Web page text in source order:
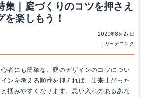
集｜庭づくりのコツを押さえ
を楽しもう！
2020年8月27日
ガーデニング
者にも簡単な、庭のデザインのコツについ
ンを考える順番を抑えれば、出来上がった
掴みやすくなります。思い入れのあるあな